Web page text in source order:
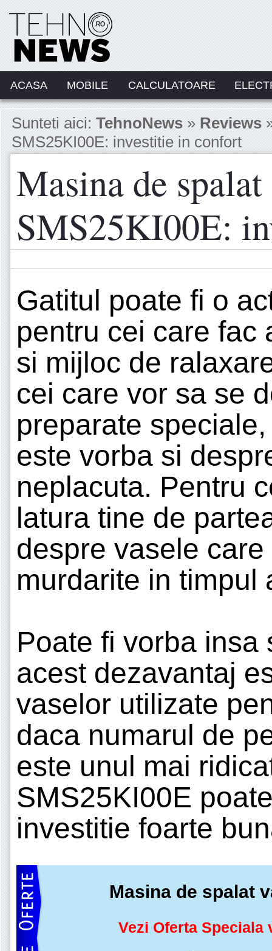
ACASA MOBILE CALCULATOARE
Sunteti aici: TehnoNews » Reviews
SMS25KI00E: investitie in confort
Masina de
SMS25KI00E:
Gatitul poate fi o
pentru cei care fac
si mijloc de
cei care vor sa se
preparate
este vorba si
neplacuta. Pentru
latura tine de
despre vasele
murdarite in timpul
Poate fi vorba insa
acest dezavantaj
vaselor utilizate
daca numarul de
este unul mai
SMS25KI00E
investitie foarte
Masina de spalat
Vezi Oferta Speciala